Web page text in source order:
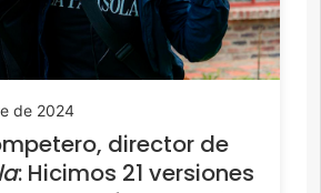
de 2024
director de
: Hicimos 21 versiones